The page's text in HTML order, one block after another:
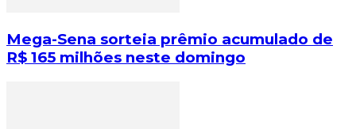
Mega-Sena sorteia prêmio acumulado de
R$ 165 milhões neste domingo